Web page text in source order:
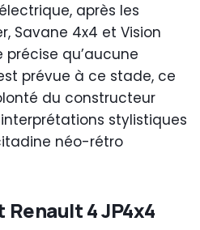
après les
Savane 4x4 et Vision
précise qu’aucune
prévue à ce stade, ce
du constructeur
stylistiques
néo-rétro
4 JP4x4